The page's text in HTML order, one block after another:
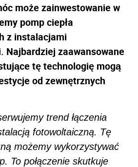
może zainwestowanie w
pomp ciepła
z instalacjami
Najbardziej zaawansowane
tę technologię mogą
od zewnętrznych
trend łączenia
fotowoltaiczną. Tę
możemy wykorzystywać
To połączenie skutkuje